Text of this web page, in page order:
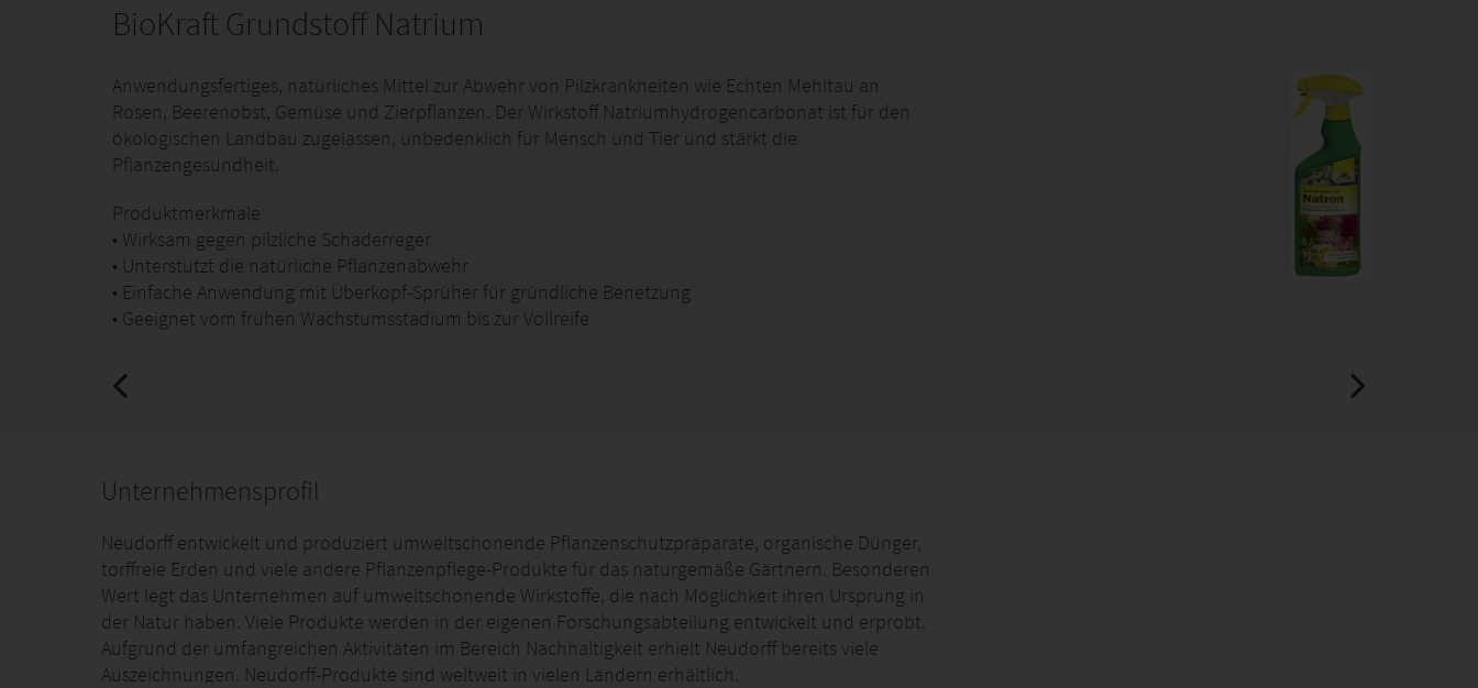
BioKraft Grundstoff Natrium
Anwendungsfertiges, natürliches Mittel zur Abwehr von Pilzkrankheiten wie Echten Mehltau an
Rosen, Beerenobst, Gemüse und Zierpflanzen. Der Wirkstoff Natriumhydrogencarbonat ist für den
ökologischen Landbau zugelassen, unbedenklich für Mensch und Tier und stärkt die
Pflanzengesundheit.
Produktmerkmale
• Wirksam gegen pilzliche Schaderreger
• Unterstützt die natürliche Pflanzenabwehr
• Einfache Anwendung mit Überkopf-Sprüher für gründliche Benetzung
• Geeignet vom frühen Wachstumsstadium bis zur Vollreife
Unternehmensprofil
Neudorff entwickelt und produziert umweltschonende Pflanzenschutzpräparate, organische Dünger,
torffreie Erden und viele andere Pflanzenpflege-Produkte für das naturgemäße Gärtnern. Besonderen
Wert legt das Unternehmen auf umweltschonende Wirkstoffe, die nach Möglichkeit ihren Ursprung in
der Natur haben. Viele Produkte werden in der eigenen Forschungsabteilung entwickelt und erprobt.
Aufgrund der umfangreichen Aktivitäten im Bereich Nachhaltigkeit erhielt Neudorff bereits viele
Auszeichnungen. Neudorff-Produkte sind weltweit in vielen Ländern erhältlich.